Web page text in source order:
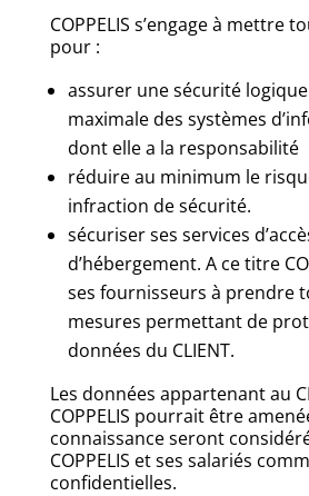
COPPELIS s’engage à mettre
pour :
assurer une sécurité
maximale des systèmes
dont elle a la responsabilité
réduire au minimum le
infraction de sécurité.
sécuriser ses services
d’hébergement. A ce titre
ses fournisseurs à prendre
mesures permettant de
données du CLIENT.
Les données appartenant au
COPPELIS pourrait être
connaissance seront
COPPELIS et ses salariés
confidentielles.